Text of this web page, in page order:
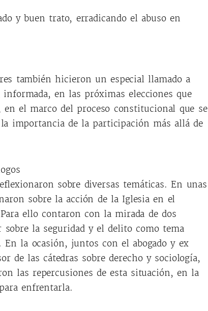
y buen trato, erradicando el abuso en
también hicieron un especial llamado a
en las próximas elecciones que
el marco del proceso constitucional que se
importancia de la participación más allá de
sobre diversas temáticas. En unas
sobre la acción de la Iglesia en el
ello contaron con la mirada de dos
la seguridad y el delito como tema
la ocasión, juntos con el abogado y ex
de las cátedras sobre derecho y sociología,
las repercusiones de esta situación, en la
enfrentarla.